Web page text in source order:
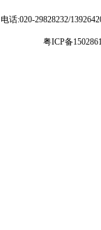
电话:020-29828232/
粤ICP备